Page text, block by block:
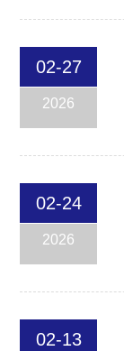
02-27
2026
02-24
2026
02-13